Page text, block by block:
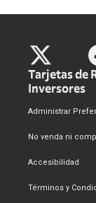
Tarjetas de
Inversores
Términos y
Accesibilidad
No venda ni
Administrar